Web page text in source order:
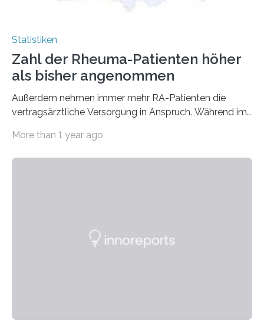
Statistiken
Zahl der Rheuma-Patienten höher
als bisher angenommen
Außerdem nehmen immer mehr RA-Patienten die
vertragsärztliche Versorgung in Anspruch. Während im
More than 1 year ago